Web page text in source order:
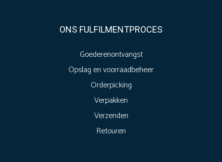
ONS FULFILMENTPROCES
Goederenontvangst
Opslag en voorraadbeheer
Orderpicking
Verpakken
Verzenden
Retouren